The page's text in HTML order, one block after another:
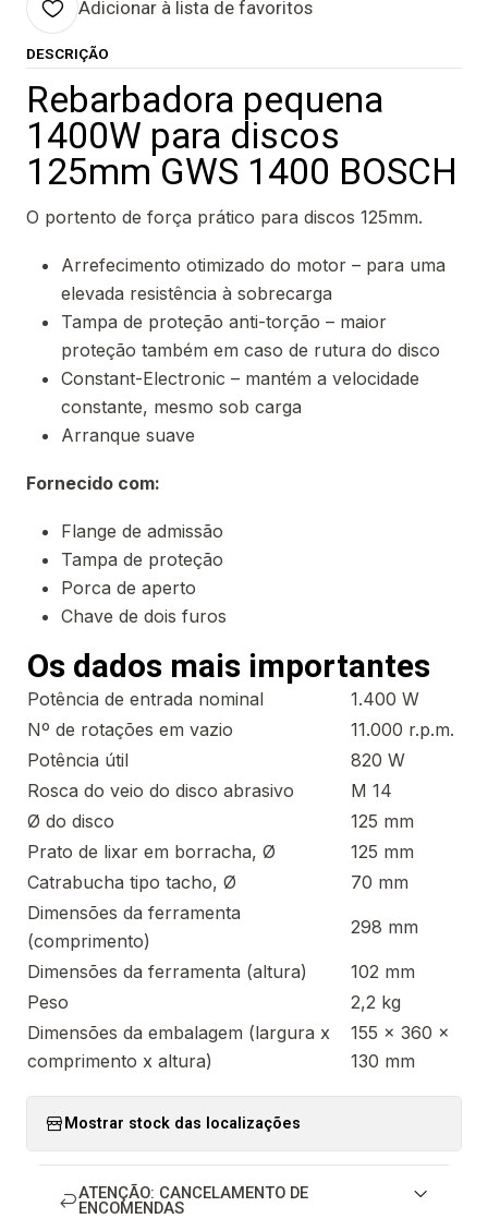
Adicionar à lista de favoritos
DESCRIÇÃO
Rebarbadora pequena
1400W para discos
125mm GWS 1400 BOSCH
O portento de força prático para discos 125mm.
Arrefecimento otimizado do motor – para uma
elevada resistência à sobrecarga
Tampa de proteção anti-torção – maior
proteção também em caso de rutura do disco
Constant-Electronic – mantém a velocidade
constante, mesmo sob carga
Arranque suave
Fornecido com:
Flange de admissão
Tampa de proteção
Porca de aperto
Chave de dois furos
Os dados mais importantes
Potência de entrada nominal
1.400 W
Nº de rotações em vazio
11.000 r.p.m.
Potência útil
820 W
Rosca do veio do disco abrasivo
M 14
Ø do disco
125 mm
Prato de lixar em borracha, Ø
125 mm
Catrabucha tipo tacho, Ø
70 mm
Dimensões da ferramenta
(comprimento)
298 mm
Dimensões da ferramenta (altura)
102 mm
Peso
2,2 kg
Dimensões da embalagem (largura x
comprimento x altura)
155 x 360 x
130 mm
Mostrar stock das localizações
ATENÇÃO: CANCELAMENTO DE
ENCOMENDAS